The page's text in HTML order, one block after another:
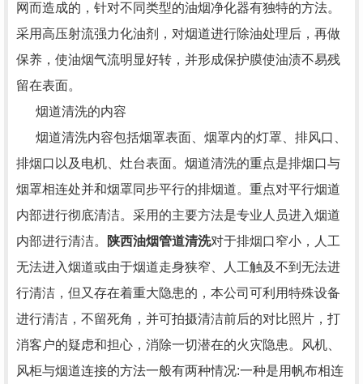
网而造成的，针对不同类型的油烟净化器有独特的方法。
采用高压射流强力化油剂，对烟道进行除油处理后，再做
保养，使油烟气流明显好转，并形成保护膜使油渍不易残
留在表面。
烟道清洗的内容
烟道清洗内容包括烟罩表面、烟罩内的灯罩、排风口、
排烟口以及电机、灶台表面。烟道清洗的重点是排烟口与
烟罩相连处并和烟罩同步平行的排烟道。重点对平行烟道
内部进行彻底清洁。采用的主要方法是专业人员进入烟道
内部进行清洁。
陕西油烟管道清洗对于排烟口窄小，人工
无法进入烟道或由于烟道走身狭窄、人工触及不到无法进
行清洁，但又存在着重大隐患的，本公司可利用特殊设备
进行清洁，不留死角，并可拍摄清洁前后的对比照片，打
消客户的疑虑和担心，消除一切潜在的火灾隐患。风机、
风柜与烟道连接的方法一般有两种情况:一种是用帆布相连